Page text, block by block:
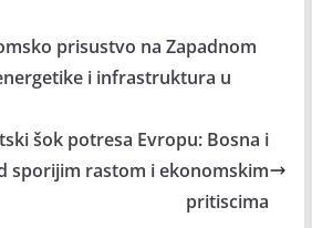
prisustvo na Zapadnom
i infrastruktura u
šok potresa Evropu: Bosna i
sporijim rastom i ekonomskim
pritiscima